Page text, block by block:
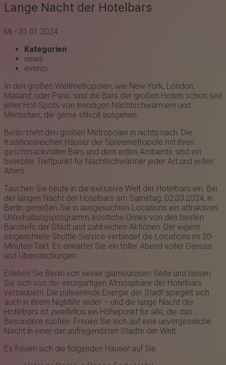
Lange Nacht der Hotelbars
Mi - 31.01.2024
Kategorien
news
events
In den großen Weltmetropolen, wie New York, London,
Mailand oder Paris, sind die Bars der großen Hotels schon seit
jeher Hot-Spots von trendigen Nachtschwärmern und
Menschen, die gerne stilvoll ausgehen.
Berlin steht den großen Metropolen in nichts nach: Die
traditionsreichen Häuser der Spreemetropole mit ihren
geschmackvollen Bars und dem edlen Ambiente sind ein
beliebter Treffpunkt für Nachtschwärmer jeder Art und jeden
Alters.
Tauchen Sie heute in die exklusive Welt der Hotelbars ein. Bei
der langen Nacht der Hotelbars am Samstag, 02.03.2024, in
Berlin genießen Sie in ausgesuchten Locations ein attraktives
Unterhaltungsprogramm, köstliche Drinks von den besten
Barchefs der Stadt und zahlreichen Aktionen. Der eigens
eingerichtete Shuttle-Service verbindet die Locations im 20-
Minuten-Takt. Es erwartet Sie ein toller Abend voller Genuss
und Überraschungen.
Erleben Sie Berlin von seiner glamourösen Seite und lassen
Sie sich von der einzigartigen Atmosphäre der Hotelbars
verzaubern. Die pulsierende Energie der Stadt spiegelt sich
auch in ihrem Nightlife wider – und die lange Nacht der
Hotelbars ist zweifellos ein Höhepunkt für alle, die das
Besondere suchen. Freuen Sie sich auf eine unvergessliche
Nacht in einer der aufregendsten Städte der Welt.
Es freuen sich die folgenden Häuser auf Sie: